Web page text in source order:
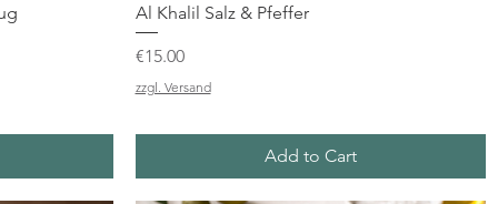
Quick View
Al Khalil Salz & Pfeffer
Price
€15.00
zzgl. Versand
Add to Cart